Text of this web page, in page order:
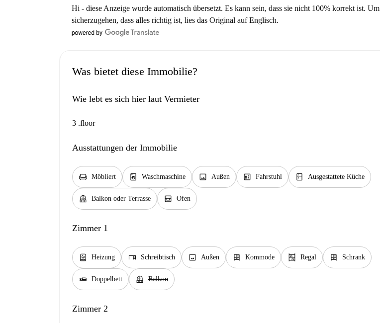
Hi - diese Anzeige wurde automatisch übersetzt. Es kann sein, dass sie nicht 100% korrekt ist. Um
sicherzugehen, dass alles richtig ist, lies das Original auf Englisch.
Was bietet diese Immobilie?
Wie lebt es sich hier laut Vermieter
3 .floor
Ausstattungen der Immobilie
chair Möbliert local_laundry_service Waschmaschine image Außen elevator Fahrstuhl kitchen Ausgestattete Küche
balcony Balkon oder Terrasse oven_gen Ofen
Zimmer 1
water_heater Heizung desk Schreibtisch image Außen dresser Kommode shelves Regal dresser Schrank
airline_seat_flat Doppelbett balcony Balkon
Zimmer 2